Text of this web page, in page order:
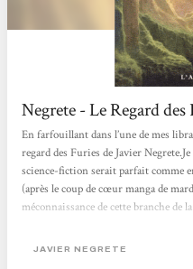
Negrete - Le Regard
En farfouillant dans l’une de mes
regard des Furies de Javier
science-fiction serait parfait comme
(après le coup de cœur manga de
méconnaissance de cette branche
certains côtés, et très old school
JAVIER NEGRETE